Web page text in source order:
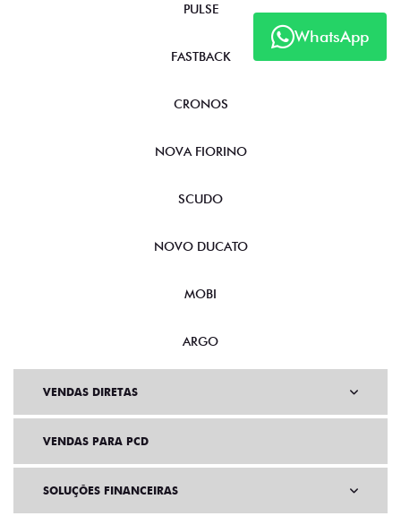
WhatsApp
PULSE
FASTBACK
CRONOS
NOVA FIORINO
SCUDO
NOVO DUCATO
MOBI
ARGO
VENDAS DIRETAS
VENDAS PARA PCD
SOLUÇÕES FINANCEIRAS